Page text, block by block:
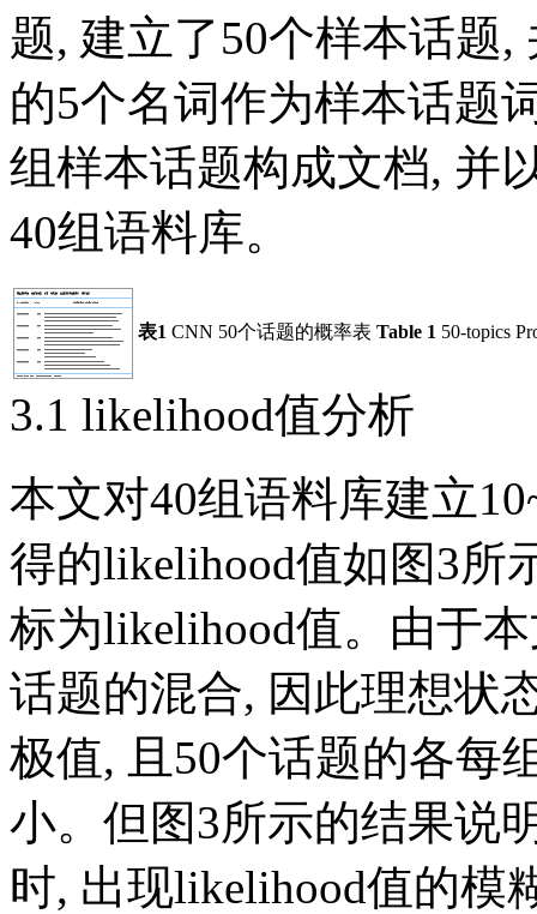
题, 建立了50个样本话题
的5个名词作为样本话题
组样本话题构成文档, 并
40组语料库。
表1 CNN 50个话题的概率表 Table 1 50-topics
3.1 likelihood值分析
本文对40组语料库建立
得的likelihood值如 图3所
标为likelihood值。由于
话题的混合, 因此理想状
极值, 且50个话题的各每
小。但 图3所示的结果说
时, 出现likelihood值的模